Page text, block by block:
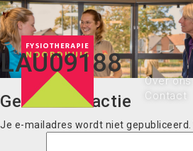
Over ons
Contact
LAU09188
Geef een reactie
Je e-mailadres wordt niet gepubliceerd.